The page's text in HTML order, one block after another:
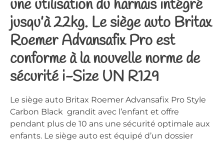
une utilisation du harnais intégré
jusqu’à 22kg. Le siège auto Britax
Roemer Advansafix Pro est
conforme à la nouvelle norme de
sécurité i-Size UN R129
Le siège auto Britax Roemer Advansafix Pro Style
Carbon Black grandit avec l’enfant et offre
pendant plus de 10 ans une sécurité optimale aux
enfants. Le siège auto est équipé d’un dossier